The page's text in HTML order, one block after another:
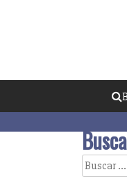
Buscar: